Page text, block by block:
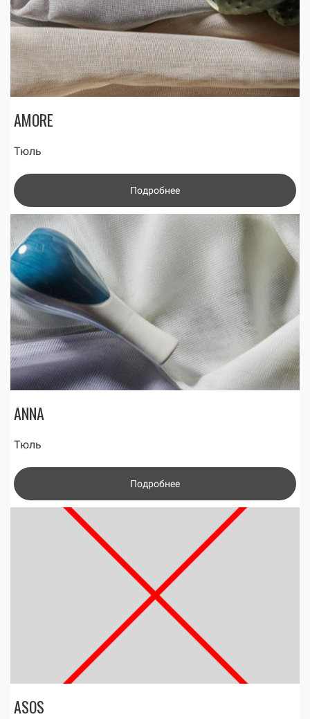
AMORE
Тюль
Подробнее
ANNA
Тюль
Подробнее
ASOS